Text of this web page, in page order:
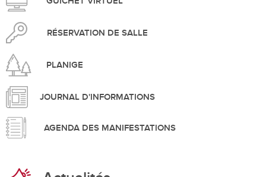
RÉSERVATION DE SALLE
PLANIGE
JOURNAL D'INFORMATIONS
AGENDA DES MANIFESTATIONS